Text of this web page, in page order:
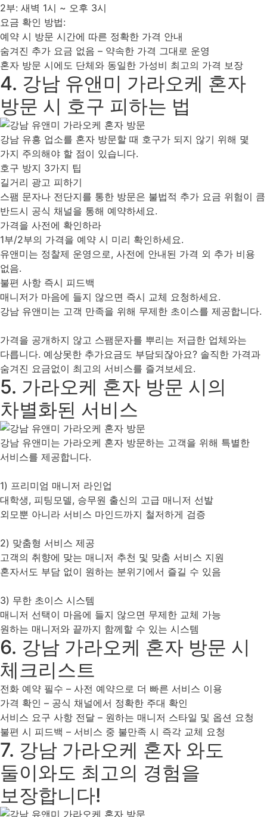
2부: 새벽 1시 ~ 오후 3시
요금 확인 방법:
예약 시 방문 시간에 따른 정확한 가격 안내
숨겨진 추가 요금 없음 – 약속한 가격 그대로 운영
혼자 방문 시에도 단체와 동일한 가성비 최고의 가격 보장
4. 강남 유앤미 가라오케 혼자
방문 시 호구 피하는 법
강남 유흥 업소를 혼자 방문할 때 호구가 되지 않기 위해 몇
가지 주의해야 할 점이 있습니다.
호구 방지 3가지 팁
길거리 광고 피하기
스팸 문자나 전단지를 통한 방문은 불법적 추가 요금 위험이 큼
반드시 공식 채널을 통해 예약하세요.
가격을 사전에 확인하라
1부/2부의 가격을 예약 시 미리 확인하세요.
유앤미는 정찰제 운영으로, 사전에 안내된 가격 외 추가 비용
없음.
불편 사항 즉시 피드백
매니저가 마음에 들지 않으면 즉시 교체 요청하세요.
강남 유앤미는 고객 만족을 위해 무제한 초이스를 제공합니다.
가격을 공개하지 않고 스팸문자를 뿌리는 저급한 업체와는
다릅니다. 예상못한 추가요금도 부담되잖아요? 솔직한 가격과
숨겨진 요금없이 최고의 서비스를 즐겨보세요.
5. 가라오케 혼자 방문 시의
차별화된 서비스
강남 유앤미는 가라오케 혼자 방문하는 고객을 위해 특별한
서비스를 제공합니다.
1) 프리미엄 매니저 라인업
대학생, 피팅모델, 승무원 출신의 고급 매니저 선발
외모뿐 아니라 서비스 마인드까지 철저하게 검증
2) 맞춤형 서비스 제공
고객의 취향에 맞는 매니저 추천 및 맞춤 서비스 지원
혼자서도 부담 없이 원하는 분위기에서 즐길 수 있음
3) 무한 초이스 시스템
매니저 선택이 마음에 들지 않으면 무제한 교체 가능
원하는 매니저와 끝까지 함께할 수 있는 시스템
6. 강남 가라오케 혼자 방문 시
체크리스트
전화 예약 필수 – 사전 예약으로 더 빠른 서비스 이용
가격 확인 – 공식 채널에서 정확한 주대 확인
서비스 요구 사항 전달 – 원하는 매니저 스타일 및 옵션 요청
불편 시 피드백 – 서비스 중 불만족 시 즉각 교체 요청
7. 강남 가라오케 혼자 와도
둘이와도 최고의 경험을
보장합니다!